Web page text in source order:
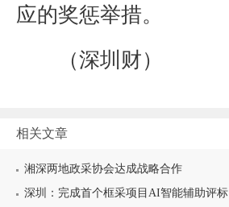
应的奖惩举措。
（深圳财）
相关文章
湘深两地政采协会达成战略合作
深圳：完成首个框采项目AI智能辅助评标